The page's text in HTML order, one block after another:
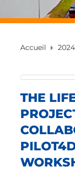
Accueil 2024
THE